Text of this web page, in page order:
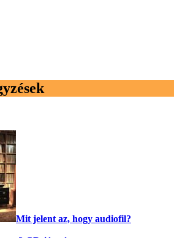
Mit jelent az, hogy audiofil?